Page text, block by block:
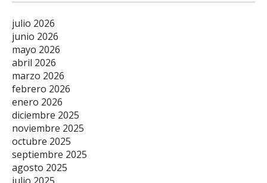
julio 2026
junio 2026
mayo 2026
abril 2026
marzo 2026
febrero 2026
enero 2026
diciembre 2025
noviembre 2025
octubre 2025
septiembre 2025
agosto 2025